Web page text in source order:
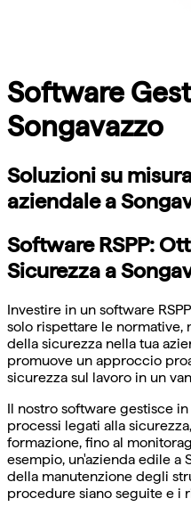
Software
Songavazzo
Soluzioni su
aziendale a
Software RSPP:
Sicurezza a
Investire in un software
solo rispettare le normative,
della sicurezza nella tua
promuove un approccio
sicurezza sul lavoro in un
Il nostro software gestisce
processi legati alla
formazione, fino al
esempio, un'azienda edile a
della manutenzione degli
procedure siano seguite e i